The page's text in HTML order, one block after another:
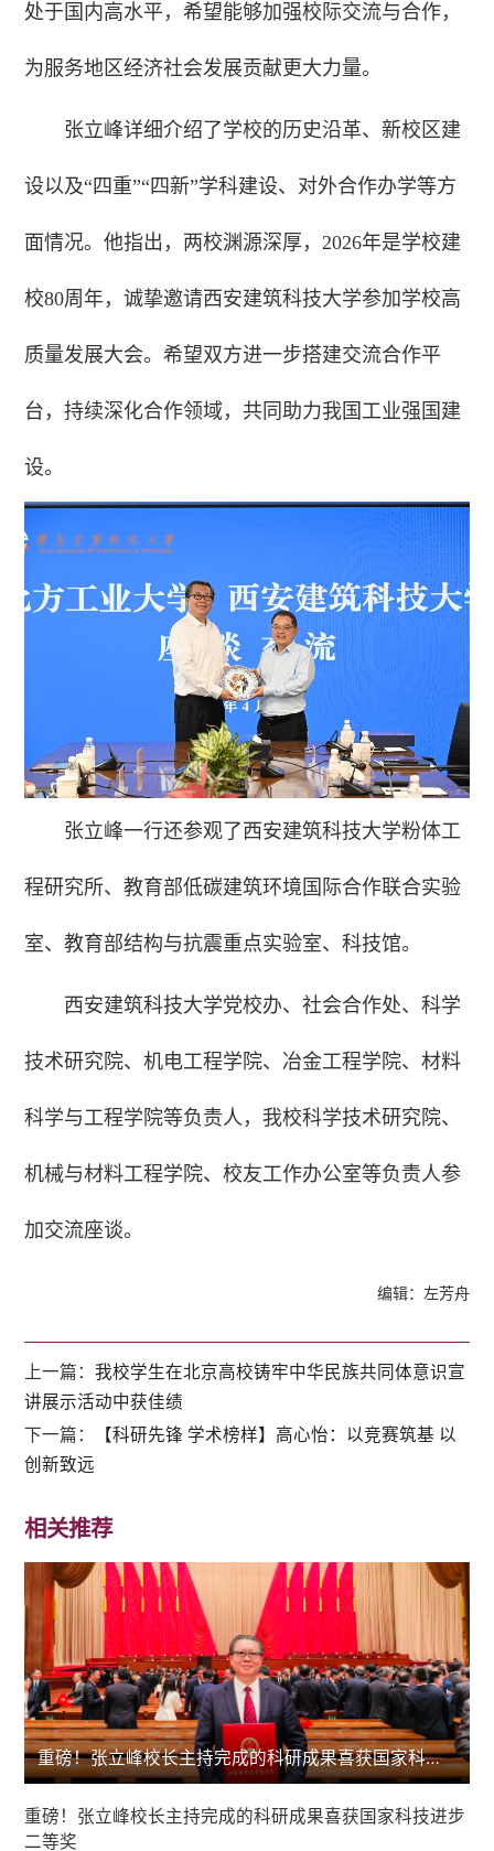
处于国内高水平，希望能够加强校际交流与合作，
为服务地区经济社会发展贡献更大力量。
张立峰详细介绍了学校的历史沿革、新校区建
设以及“四重”“四新”学科建设、对外合作办学等方
面情况。他指出，两校渊源深厚，2026年是学校建
校80周年，诚挚邀请西安建筑科技大学参加学校高
质量发展大会。希望双方进一步搭建交流合作平
台，持续深化合作领域，共同助力我国工业强国建
设。
张立峰一行还参观了西安建筑科技大学粉体工
程研究所、教育部低碳建筑环境国际合作联合实验
室、教育部结构与抗震重点实验室、科技馆。
西安建筑科技大学党校办、社会合作处、科学
技术研究院、机电工程学院、冶金工程学院、材料
科学与工程学院等负责人，我校科学技术研究院、
机械与材料工程学院、校友工作办公室等负责人参
加交流座谈。
编辑：左芳舟
上一篇：我校学生在北京高校铸牢中华民族共同体意识宣
讲展示活动中获佳绩
下一篇：
【科研先锋 学术榜样】高心怡：以竞赛筑基 以
创新致远
相关推荐
重磅！张立峰校长主持完成的科研成果喜获国家科技进步二等奖
重磅！张立峰校长主持完成的科研成果喜获国家科技进步
二等奖